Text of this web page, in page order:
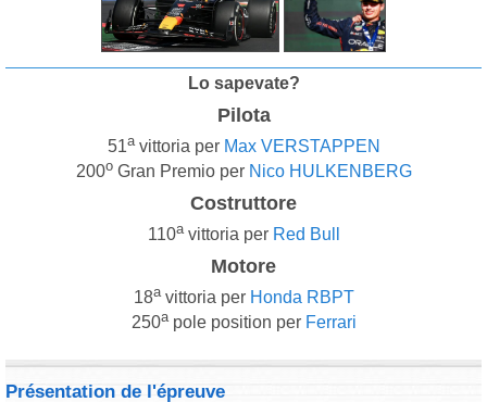
Lo sapevate?
Pilota
51avittoria per Max VERSTAPPEN
200oGran Premio per Nico HULKENBERG
Costruttore
110avittoria per Red Bull
Motore
18avittoria per Honda RBPT
250apole position per Ferrari
Présentation de l'épreuve